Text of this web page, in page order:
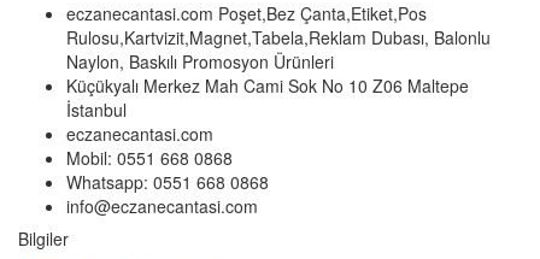
eczanecantasi.com Poşet,Bez Çanta,Etiket,Pos
Rulosu,Kartvizit,Magnet,Tabela,Reklam Dubası, Balonlu
Naylon, Baskılı Promosyon Ürünleri
Küçükyalı Merkez Mah Cami Sok No 10 Z06 Maltepe
İstanbul
eczanecantasi.com
Mobil: 0551 668 0868
Whatsapp: 0551 668 0868
info@eczanecantasi.com
Bilgiler